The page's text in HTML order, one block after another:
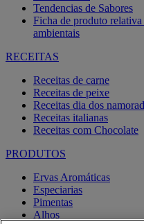
Tendencias de Sabores
Ficha de produto
ambientais
RECEITAS
Receitas de carne
Receitas de peixe
Receitas dia dos
Receitas italianas
Receitas com Chocolate
PRODUTOS
Ervas Aromáticas
Especiarias
Pimentas
Alhos